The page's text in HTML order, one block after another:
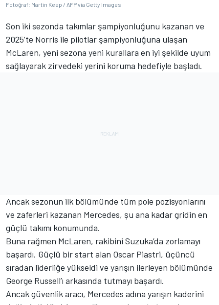
Fotoğraf: Martin Keep / AFP via Getty Images
Son iki sezonda takımlar şampiyonluğunu kazanan ve
2025’te Norris ile pilotlar şampiyonluğuna ulaşan
McLaren, yeni sezona yeni kurallara en iyi şekilde uyum
sağlayarak zirvedeki yerini koruma hedefiyle başladı.
Ancak sezonun ilk bölümünde tüm pole pozisyonlarını
ve zaferleri kazanan Mercedes, şu ana kadar gridin en
güçlü takımı konumunda.
Buna rağmen McLaren, rakibini Suzuka’da zorlamayı
başardı. Güçlü bir start alan Oscar Piastri, üçüncü
sıradan liderliğe yükseldi ve yarışın ilerleyen bölümünde
George Russell’ı arkasında tutmayı başardı.
Ancak güvenlik aracı, Mercedes adına yarışın kaderini